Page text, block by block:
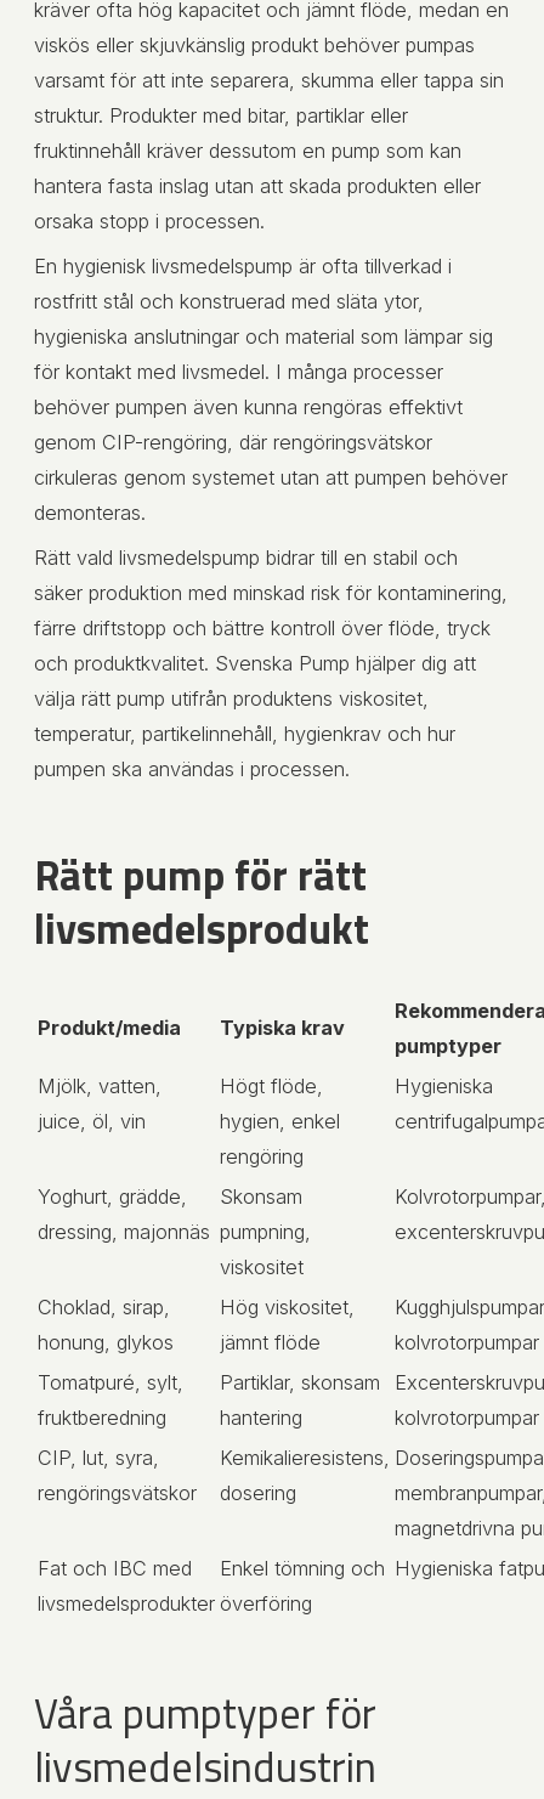
kräver ofta hög kapacitet och jämnt flöde, medan en
viskös eller skjuvkänslig produkt behöver pumpas
varsamt för att inte separera, skumma eller tappa sin
struktur. Produkter med bitar, partiklar eller
fruktinnehåll kräver dessutom en pump som kan
hantera fasta inslag utan att skada produkten eller
orsaka stopp i processen.
En hygienisk livsmedelspump är ofta tillverkad i
rostfritt stål och konstruerad med släta ytor,
hygieniska anslutningar och material som lämpar sig
för kontakt med livsmedel. I många processer
behöver pumpen även kunna rengöras effektivt
genom CIP-rengöring, där rengöringsvätskor
cirkuleras genom systemet utan att pumpen behöver
demonteras.
Rätt vald livsmedelspump bidrar till en stabil och
säker produktion med minskad risk för kontaminering,
färre driftstopp och bättre kontroll över flöde, tryck
och produktkvalitet. Svenska Pump hjälper dig att
välja rätt pump utifrån produktens viskositet,
temperatur, partikelinnehåll, hygienkrav och hur
pumpen ska användas i processen.
Rätt pump för rätt
livsmedelsprodukt
Produkt/media Typiska krav
pumptyper
Mjölk, vatten,
juice, öl, vin
Högt flöde,
hygien, enkel
rengöring
Hygieniska
Yoghurt, grädde,
dressing, majonnäs
Skonsam
pumpning,
viskositet
Choklad, sirap,
honung, glykos
Hög viskositet,
jämnt flöde
kolvrotorpumpar
Tomatpuré, sylt,
fruktberedning
Partiklar, skonsam
hantering
kolvrotorpumpar
CIP, lut, syra,
rengöringsvätskor
Kemikalieresistens,
dosering
magnetdrivna
Fat och IBC med
livsmedelsprodukter
Enkel tömning och
överföring
Hygieniska
Våra pumptyper för
livsmedelsindustrin